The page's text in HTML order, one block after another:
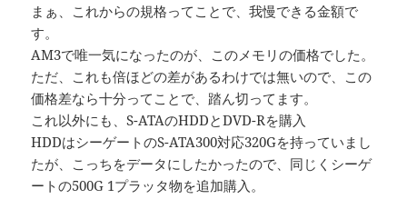
まぁ、これからの規格ってことで、我慢できる金額で
す。
AM3で唯一気になったのが、このメモリの価格でした。
ただ、これも倍ほどの差があるわけでは無いので、この
価格差なら十分ってことで、踏ん切ってます。
これ以外にも、S-ATAのHDDとDVD-Rを購入
HDDはシーゲートのS-ATA300対応320Gを持っていまし
たが、こっちをデータにしたかったので、同じくシーゲ
ートの500G 1プラッタ物を追加購入。